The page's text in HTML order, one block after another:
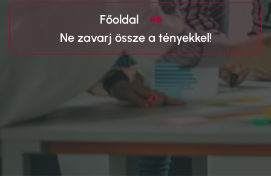
Főoldal
Ne zavarj össze a tényekkel!